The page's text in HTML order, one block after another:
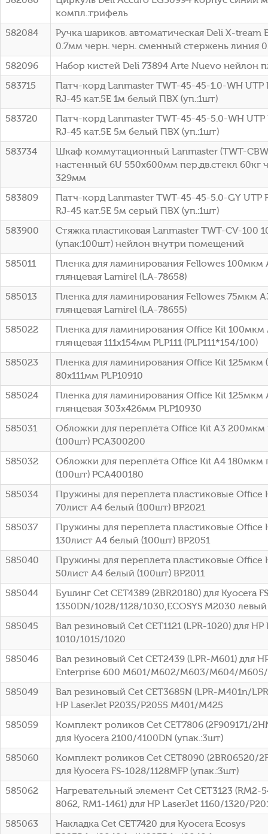
компл.:грифель
582084
Ручка шариков. автоматическая Deli X-tream
0.7мм черн. черн. сменный стержень линия
582096
Набор кистей Deli 73894 Arte Nuevo нейлон
583715
Патч-корд Lanmaster TWT-45-45-1.0-WH UTP
RJ-45 кат.5E 1м белый ПВХ (уп.:1шт)
583720
Патч-корд Lanmaster TWT-45-45-5.0-WH UTP
RJ-45 кат.5E 5м белый ПВХ (уп.:1шт)
583734
Шкаф коммутационный Lanmaster (TWT-
настенный 6U 550x600мм пер.дв.стекл 60кг
329мм
583809
Патч-корд Lanmaster TWT-45-45-5.0-GY UTP
RJ-45 кат.5E 5м серый ПВХ (уп.:1шт)
583900
Стяжка пластиковая Lanmaster TWT-CV-100
(упак:100шт) нейлон внутри помещений
585011
Пленка для ламинирования Fellowes 100мкм
глянцевая Lamirel (LA-78658)
585013
Пленка для ламинирования Fellowes 75мкм
глянцевая Lamirel (LA-78655)
585022
Пленка для ламинирования Office Kit 100мкм
глянцевая 111x154мм PLP111 (PLP111*154/100)
585023
Пленка для ламинирования Office Kit 125мкм
80x111мм PLP10910
585024
Пленка для ламинирования Office Kit 125мкм
глянцевая 303x426мм PLP10930
585031
Обложки для переплёта Office Kit A3
(100шт) PCA300200
585032
Обложки для переплёта Office Kit A4 180мкм
(100шт) PCA400180
585034
Пружины для переплета пластиковые Office
70лист A4 белый (100шт) BP2021
585037
Пружины для переплета пластиковые Office
130лист A4 белый (100шт) BP2051
585040
Пружины для переплета пластиковые Office
50лист A4 белый (100шт) BP2011
585044
Бушинг Cet CET4389 (2BR20180) для Kyocera
1350DN/1028/1128/1030,ECOSYS M2030 левый
585045
Вал резиновый Cet CET1121 (LPR-1020) для HP
1010/1015/1020
585046
Вал резиновый Cet CET2439 (LPR-M601) для
Enterprise 600 M601/M602/M603/M604/
585049
Вал резиновый Cet CET3685N (LPR-M401n/
HP LaserJet P2035/P2055 M401/M425
585059
Комплект роликов Cet CET7806 (2F909171/
для Kyocera 2100/4100DN (упак.:3шт)
585060
Комплект роликов Cet CET8090 (2BR06520/
для Kyocera FS-1028/1128MFP (упак.:3шт)
585062
Нагревательный элемент Cet CET3123 (RM2-
8062, RM1-1461) для HP LaserJet 1160/1320/
585063
Накладка Cet CET7420 для Kyocera Ecosys